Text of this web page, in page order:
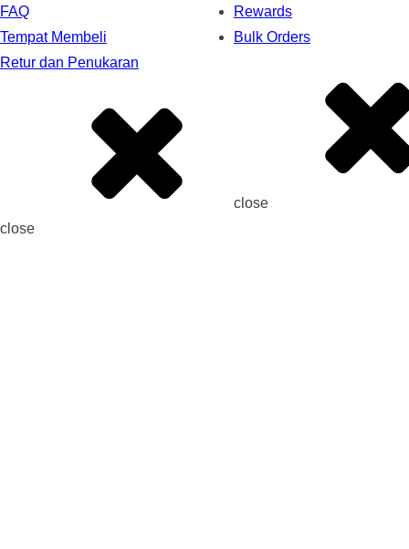
FAQ
Tempat Membeli
Retur dan Penukaran
close
Rewards
Bulk Orders
close